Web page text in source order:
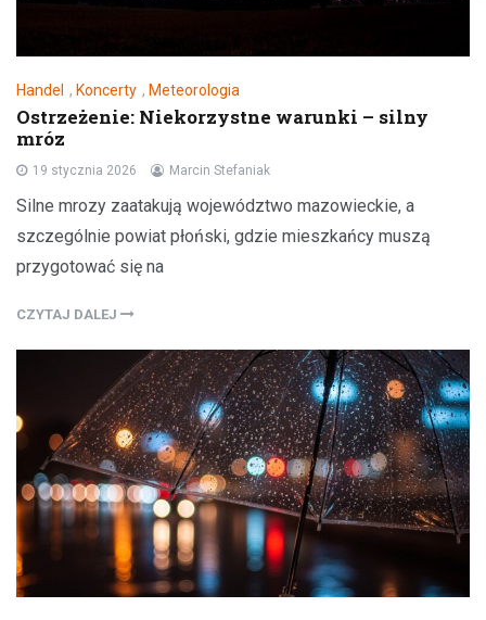
Handel , Koncerty , Meteorologia
Ostrzeżenie: Niekorzystne warunki – silny
mróz
19 stycznia 2026 Marcin Stefaniak
Silne mrozy zaatakują województwo mazowieckie, a
szczególnie powiat płoński, gdzie mieszkańcy muszą
przygotować się na
CZYTAJ DALEJ